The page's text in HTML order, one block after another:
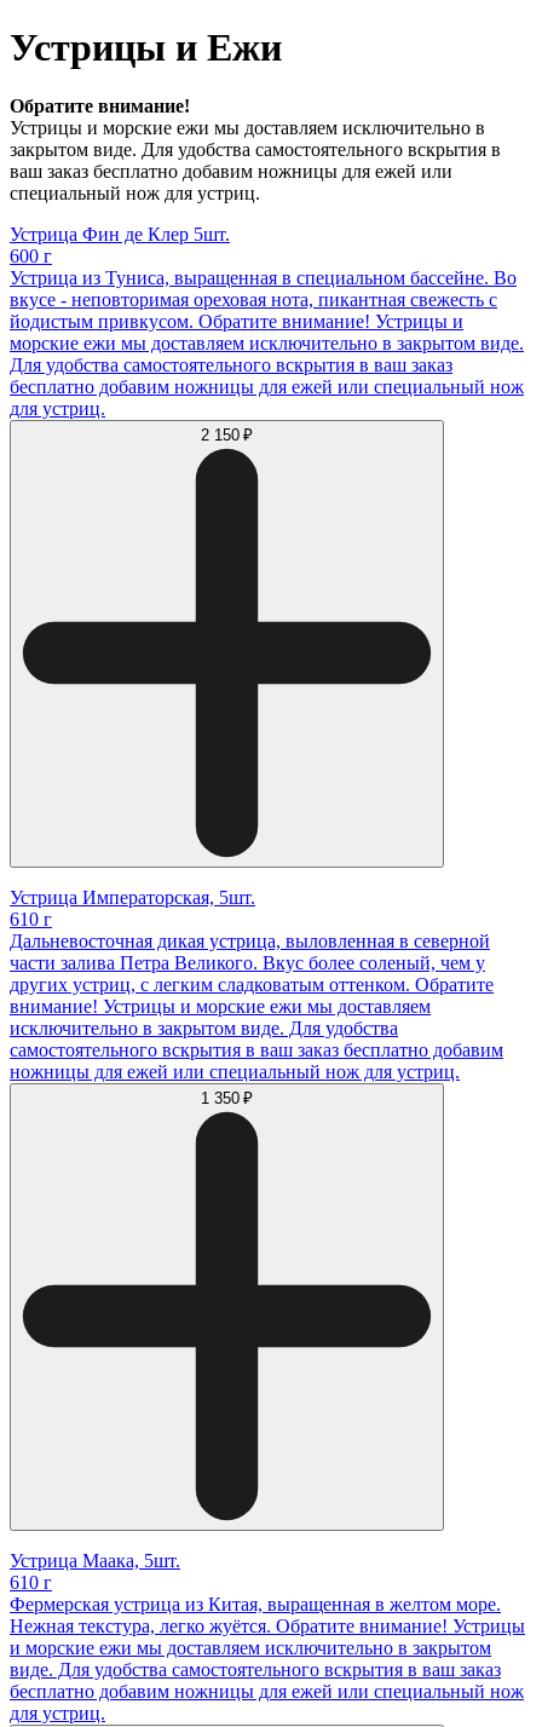
Устрицы и Ежи
Обратите внимание!
Устрицы и морские ежи мы доставляем исключительно в
закрытом виде. Для удобства самостоятельного вскрытия в
ваш заказ бесплатно добавим ножницы для ежей или
специальный нож для устриц.
Устрица Фин де Клер 5шт.
600 г
Устрица из Туниса, выращенная в специальном бассейне. Во
вкусе - неповторимая ореховая нота, пикантная свежесть с
йодистым привкусом. Обратите внимание! Устрицы и
морские ежи мы доставляем исключительно в закрытом виде.
Для удобства самостоятельного вскрытия в ваш заказ
бесплатно добавим ножницы для ежей или специальный нож
для устриц.
2 150 ₽
Устрица Императорская, 5шт.
610 г
Дальневосточная дикая устрица, выловленная в северной
части залива Петра Великого. Вкус более соленый, чем у
других устриц, с легким сладковатым оттенком. Обратите
внимание! Устрицы и морские ежи мы доставляем
исключительно в закрытом виде. Для удобства
самостоятельного вскрытия в ваш заказ бесплатно добавим
ножницы для ежей или специальный нож для устриц.
1 350 ₽
Устрица Маака, 5шт.
610 г
Фермерская устрица из Китая, выращенная в желтом море.
Нежная текстура, легко жуётся. Обратите внимание! Устрицы
и морские ежи мы доставляем исключительно в закрытом
виде. Для удобства самостоятельного вскрытия в ваш заказ
бесплатно добавим ножницы для ежей или специальный нож
для устриц.